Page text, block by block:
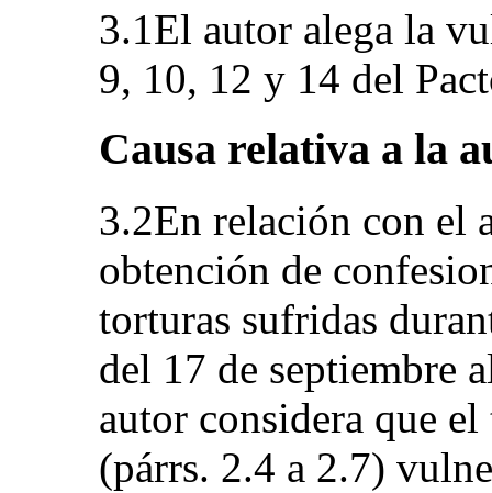
3.1El autor alega la
9, 10, 12 y 14 del
Causa relativa a la
3.2En relación con el
obtención de
torturas sufridas
del 17 de septiembre
autor considera que
(párrs. 2.4 a 2.7)